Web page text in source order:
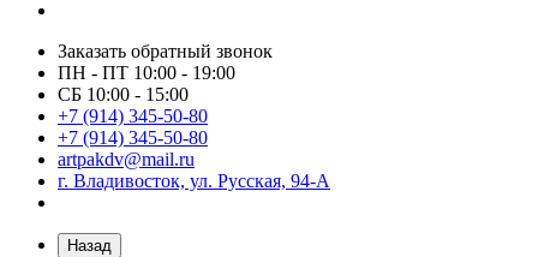
Заказать обратный звонок
ПН - ПТ 10:00 - 19:00
СБ 10:00 - 15:00
+7 (914) 345-50-80
+7 (914) 345-50-80
artpakdv@mail.ru
г. Владивосток, ул. Русская, 94-А
Назад